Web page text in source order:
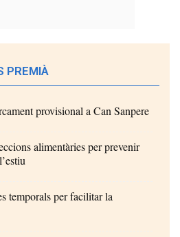
PREMIÀ
provisional a Can Sanpere
alimentàries per prevenir
temporals per facilitar la